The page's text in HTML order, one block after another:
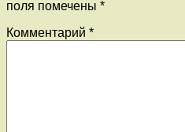
поля помечены *
Комментарий *